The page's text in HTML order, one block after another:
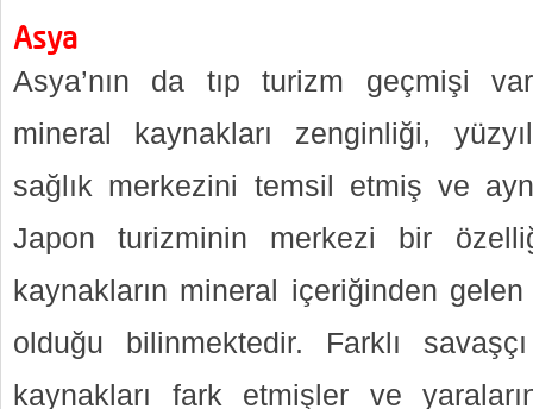
Asya
Asya’nın da tıp turizm geçmişi
mineral kaynakları zenginliği,
sağlık merkezini temsil etmiş ve
Japon turizminin merkezi bir
kaynakların mineral içeriğinden
olduğu bilinmektedir. Farklı
kaynakları fark etmişler ve